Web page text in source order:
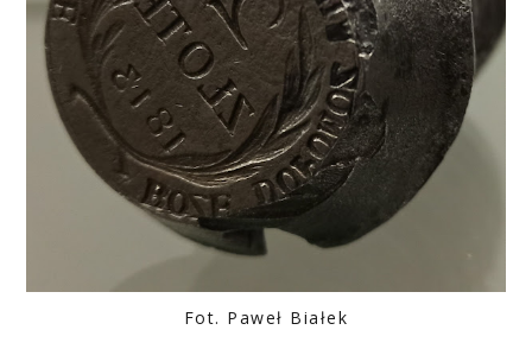
Fot. Paweł Białek